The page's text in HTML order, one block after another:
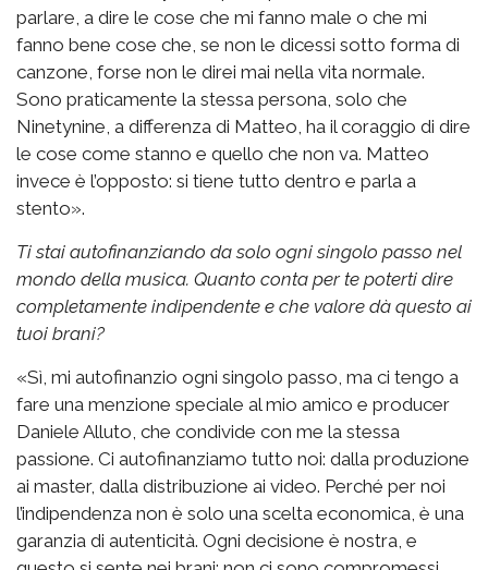
parlare, a dire le cose che mi fanno male o che mi
fanno bene cose che, se non le dicessi sotto forma di
canzone, forse non le direi mai nella vita normale.
Sono praticamente la stessa persona, solo che
Ninetynine, a differenza di Matteo, ha il coraggio di dire
le cose come stanno e quello che non va. Matteo
invece è l’opposto: si tiene tutto dentro e parla a
stento».
Ti stai autofinanziando da solo ogni singolo passo nel
mondo della musica. Quanto conta per te poterti dire
completamente indipendente e che valore dà questo ai
tuoi brani?
«Sì, mi autofinanzio ogni singolo passo, ma ci tengo a
fare una menzione speciale al mio amico e producer
Daniele Alluto, che condivide con me la stessa
passione. Ci autofinanziamo tutto noi: dalla produzione
ai master, dalla distribuzione ai video. Perché per noi
l’indipendenza non è solo una scelta economica, è una
garanzia di autenticità. Ogni decisione è nostra, e